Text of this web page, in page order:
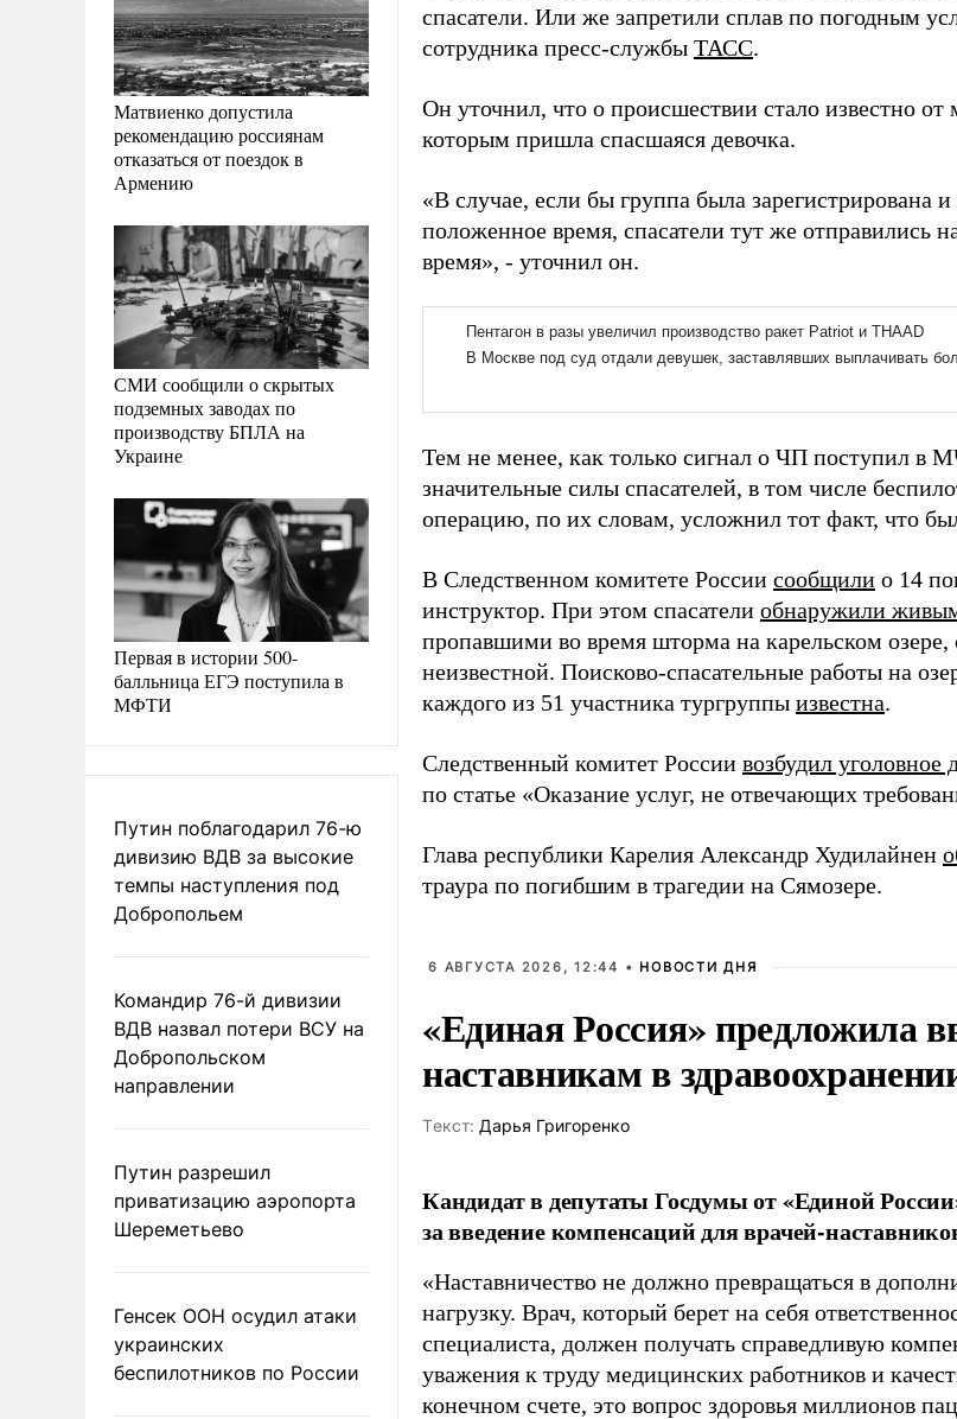
Матвиенко допустила
рекомендацию россиянам
отказаться от поездок в
Армению
СМИ сообщили о скрытых
подземных заводах по
производству БПЛА на
Украине
Первая в истории 500-
балльница ЕГЭ поступила в
МФТИ
Путин поблагодарил 76-ю
дивизию ВДВ за высокие
темпы наступления под
Добропольем
Командир 76-й дивизии
ВДВ назвал потери ВСУ на
Добропольском
направлении
Путин разрешил
приватизацию аэропорта
Шереметьево
Генсек ООН осудил атаки
украинских
беспилотников по России
спасатели. Или же запретили сплав по погодным
сотрудника пресс-службы ТАСС.
Он уточнил, что о происшествии стало известно
которым пришла спасшаяся девочка.
«В случае, если бы группа была зарегистрирована
положенное время, спасатели тут же отправились
время», - уточнил он.
Тем не менее, как только сигнал о ЧП поступил в
значительные силы спасателей, в том числе
операцию, по их словам, усложнил тот факт, что
В Следственном комитете России сообщили о 14
инструктор. При этом спасатели обнаружили
пропавшими во время шторма на карельском озере,
неизвестной. Поисково-спасательные работы на
каждого из 51 участника тургруппы известна.
Следственный комитет России возбудил уголовное
по статье «Оказание услуг, не отвечающих
Глава республики Карелия Александр Худилайнен
траура по погибшим в трагедии на Сямозере.
6 АВГУСТА 2026, 12:44 • НОВОСТИ ДНЯ
«Единая Россия» предложила
наставникам в
Tекст: Дарья Григоренко
Кандидат в депутаты Госдумы от «Единой
за введение компенсаций для врачей-
«Наставничество не должно превращаться в
нагрузку. Врач, который берет на себя
специалиста, должен получать справедливую
уважения к труду медицинских работников и
конечном счете, это вопрос здоровья миллионов